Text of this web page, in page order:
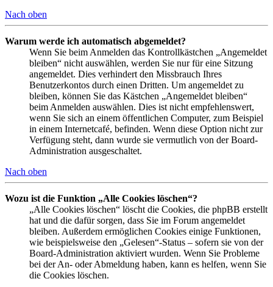
Nach oben
Warum werde ich automatisch abgemeldet?
Wenn Sie beim Anmelden das Kontrollkästchen „Angemeldet
bleiben“ nicht auswählen, werden Sie nur für eine Sitzung
angemeldet. Dies verhindert den Missbrauch Ihres
Benutzerkontos durch einen Dritten. Um angemeldet zu
bleiben, können Sie das Kästchen „Angemeldet bleiben“
beim Anmelden auswählen. Dies ist nicht empfehlenswert,
wenn Sie sich an einem öffentlichen Computer, zum Beispiel
in einem Internetcafé, befinden. Wenn diese Option nicht zur
Verfügung steht, dann wurde sie vermutlich von der Board-
Administration ausgeschaltet.
Nach oben
Wozu ist die Funktion „Alle Cookies löschen“?
„Alle Cookies löschen“ löscht die Cookies, die phpBB erstellt
hat und die dafür sorgen, dass Sie im Forum angemeldet
bleiben. Außerdem ermöglichen Cookies einige Funktionen,
wie beispielsweise den „Gelesen“-Status – sofern sie von der
Board-Administration aktiviert wurden. Wenn Sie Probleme
bei der An- oder Abmeldung haben, kann es helfen, wenn Sie
die Cookies löschen.